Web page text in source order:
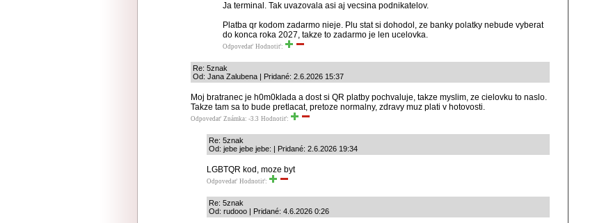
Ja terminal. Tak uvazovala asi aj vecsina podnikatelov.
Platba qr kodom zadarmo nieje. Plu stat si dohodol, ze banky polatky nebude vyberat
do konca roka 2027, takze to zadarmo je len ucelovka.
Odpovedať Hodnotiť:
Re: 5znak
Od: Jana Zalubena | Pridané: 2.6.2026 15:37
Moj bratranec je h0m0klada a dost si QR platby pochvaluje, takze myslim, ze cielovku to naslo.
Takze tam sa to bude pretlacat, pretoze normalny, zdravy muz plati v hotovosti.
Odpovedať Známka: -3.3 Hodnotiť:
Re: 5znak
Od: jebe jebe jebe: | Pridané: 2.6.2026 19:34
LGBTQR kod, moze byt
Odpovedať Hodnotiť:
Re: 5znak
Od: rudooo | Pridané: 4.6.2026 0:26